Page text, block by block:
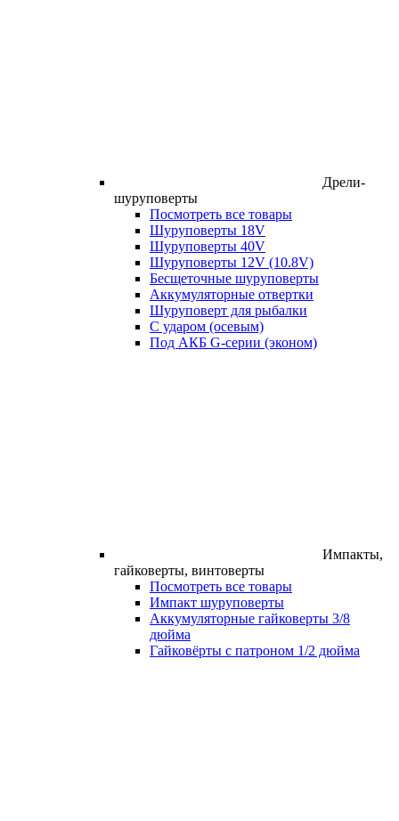
Дрели-
шуруповерты
Посмотреть все товары
Шуруповерты 18V
Шуруповерты 40V
Шуруповерты 12V (10.8V)
Бесщеточные шуруповерты
Аккумуляторные отвертки
Шуруповерт для рыбалки
С ударом (осевым)
Под АКБ G-серии (эконом)
Импакты,
гайковерты, винтоверты
Посмотреть все товары
Импакт шуруповерты
Аккумуляторные гайковерты 3/8
дюйма
Гайковёрты с патроном 1/2 дюйма